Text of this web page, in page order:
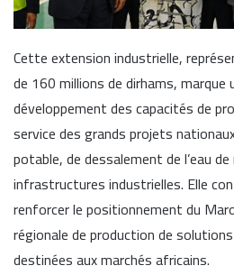
Cette extension industrielle,
de 160 millions de dirhams, marque
développement des capacités de
service des grands projets
potable, de dessalement de l’eau
infrastructures industrielles. Elle
renforcer le positionnement du
régionale de production de
destinées aux marchés africains.